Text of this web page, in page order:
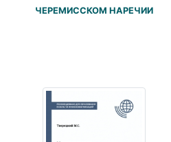
ЧЕРЕМИССКОМ НАРЕЧИИ